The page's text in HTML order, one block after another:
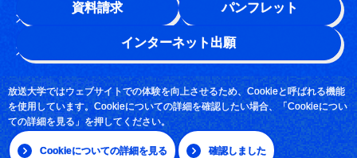
放送大学ではウェブサイトでの体験を向上させるため、Cookieと呼ばれる機能
を使用しています。Cookieについての詳細を確認したい場合、「Cookieについ
ての詳細を見る」を押してください。
Cookieについての詳細を見る 確認しました
資料請求 パンフレット
インターネット出願
このサイトについて
お問い合わせ
採用情報
サイトマップ